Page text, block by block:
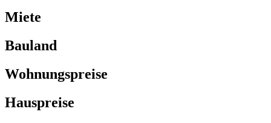
Miete
Bauland
Wohnungspreise
Hauspreise